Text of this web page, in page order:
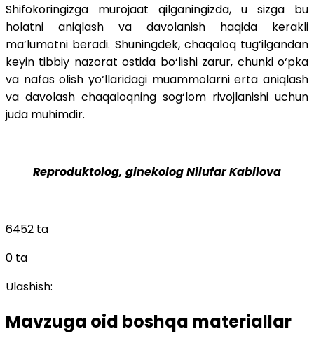
Shifokoringizga murojaat qilganingizda, u sizga bu
holatni aniqlash va davolanish haqida kerakli
ma’lumotni beradi. Shuningdek, chaqaloq tug‘ilgandan
keyin tibbiy nazorat ostida bo‘lishi zarur, chunki o‘pka
va nafas olish yo‘llaridagi muammolarni erta aniqlash
va davolash chaqaloqning sog‘lom rivojlanishi uchun
juda muhimdir.
Reproduktolog, ginekolog Nilufar Kabilova
6452 ta
0 ta
Ulashish:
Mavzuga oid boshqa materiallar